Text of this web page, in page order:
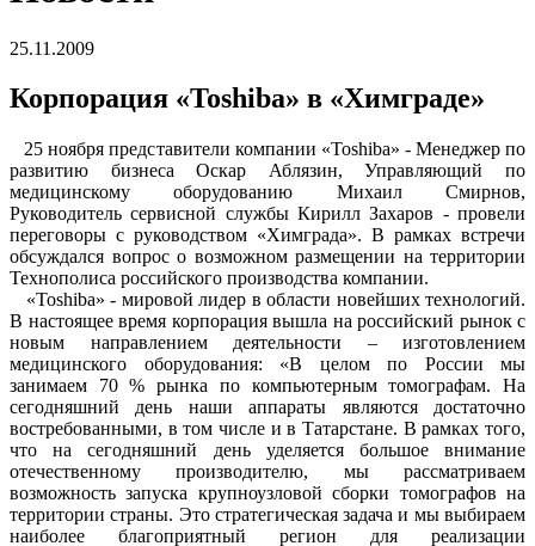
25.11.2009
Корпорация «Toshiba» в «Химграде»
25 ноября представители компании «Toshiba» - Менеджер по
развитию бизнеса Оскар Аблязин, Управляющий по
медицинскому оборудованию Михаил Смирнов,
Руководитель сервисной службы Кирилл Захаров - провели
переговоры с руководством «Химграда». В рамках встречи
обсуждался вопрос о возможном размещении на территории
Технополиса российского производства компании.
«Toshiba» - мировой лидер в области новейших технологий.
В настоящее время корпорация вышла на российский рынок с
новым направлением деятельности – изготовлением
медицинского оборудования: «В целом по России мы
занимаем 70 % рынка по компьютерным томографам. На
сегодняшний день наши аппараты являются достаточно
востребованными, в том числе и в Татарстане. В рамках того,
что на сегодняшний день уделяется большое внимание
отечественному производителю, мы рассматриваем
возможность запуска крупноузловой сборки томографов на
территории страны. Это стратегическая задача и мы выбираем
наиболее благоприятный регион для реализации